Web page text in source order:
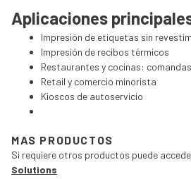
Aplicaciones
Impresión de etiquetas sin
Impresión de recibos térmicos
Restaurantes y cocinas:
Retail y comercio minorista
Kioscos de autoservicio
MAS PRODUCTOS
Si requiere otros productos puede
Solutions